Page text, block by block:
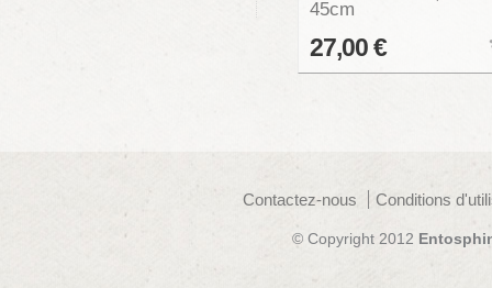
45cm
27,00 €
Contactez-nous Conditions
© Copyright 2012